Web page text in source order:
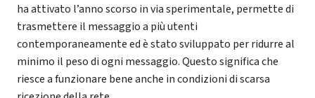
ha attivato l’anno scorso in via sperimentale, permette di
trasmettere il messaggio a più utenti
contemporaneamente ed è stato sviluppato per ridurre al
minimo il peso di ogni messaggio. Questo significa che
riesce a funzionare bene anche in condizioni di scarsa